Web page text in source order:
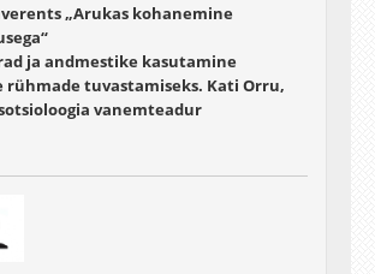
„Arukas kohanemine
ja andmestike kasutamine
rühmade tuvastamiseks. Kati Orru,
vanemteadur